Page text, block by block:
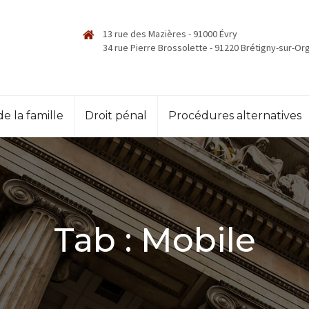
13 rue des Mazières - 91000 Évry
34 rue Pierre Brossolette - 91220 Brétigny-sur-
la famille Droit pénal Procédures alternatives
Tab :Mobile